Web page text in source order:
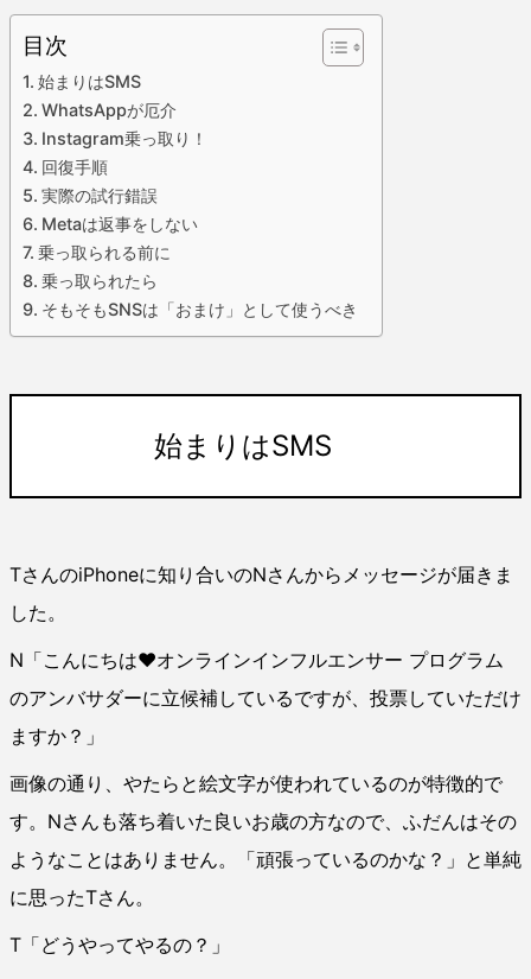
目次
始まりはSMS
WhatsAppが厄介
Instagram乗っ取り！
回復手順
実際の試行錯誤
Metaは返事をしない
乗っ取られる前に
乗っ取られたら
そもそもSNSは「おまけ」として使うべき
始まりはSMS
TさんのiPhoneに知り合いのNさんからメッセージが届きま
した。
N「こんにちは♥オンラインインフルエンサー プログラム
のアンバサダーに立候補しているですが、投票していただけ
ますか？」
画像の通り、やたらと絵文字が使われているのが特徴的で
す。Nさんも落ち着いた良いお歳の方なので、ふだんはその
ようなことはありません。「頑張っているのかな？」と単純
に思ったTさん。
T「どうやってやるの？」